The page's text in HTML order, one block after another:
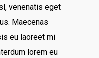
venenatis eget
Maecenas
eu laoreet mi
lorem eu